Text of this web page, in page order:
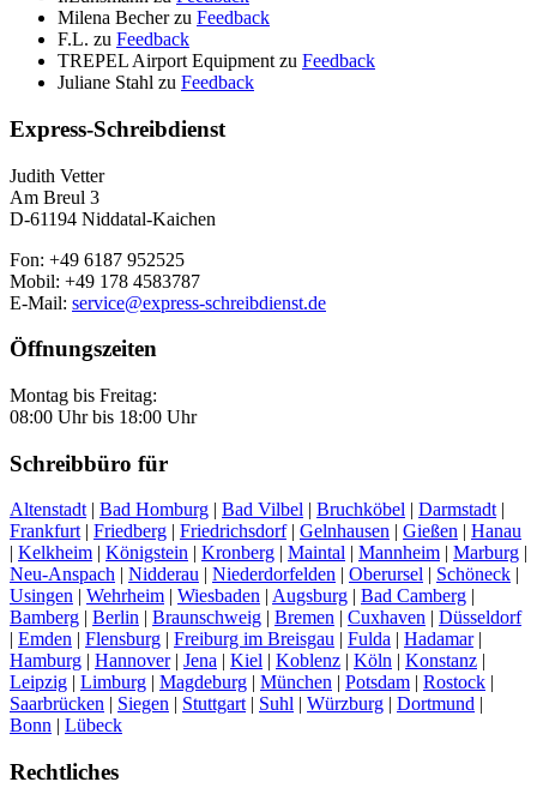
Milena Becherzu Feedback
F.L. zu Feedback
TREPEL Airport Equipment zu Feedback
Juliane Stahl zu Feedback
Express-Schreibdienst
Judith Vetter
Am Breul 3
D-61194 Niddatal-Kaichen
Fon: +49 6187 952525
Mobil: +49 178 4583787
E-Mail: service@express-schreibdienst.de
Öffnungszeiten
Montag bis Freitag:
08:00 Uhr bis 18:00 Uhr
Schreibbüro für
Altenstadt | Bad Homburg | Bad Vilbel | Bruchköbel | Darmstadt |
Frankfurt | Friedberg | Friedrichsdorf| Gelnhausen | Gießen | Hanau
| Kelkheim | Königstein | Kronberg | Maintal | Mannheim | Marburg |
Neu-Anspach | Nidderau | Niederdorfelden | Oberursel | Schöneck |
Usingen | Wehrheim | Wiesbaden | Augsburg | Bad Camberg |
Bamberg | Berlin | Braunschweig | Bremen | Cuxhaven | Düsseldorf
| Emden | Flensburg | Freiburg im Breisgau | Fulda | Hadamar|
Hamburg | Hannover| Jena | Kiel | Koblenz | Köln | Konstanz |
Leipzig | Limburg | Magdeburg | München | Potsdam | Rostock |
Saarbrücken | Siegen | Stuttgart | Suhl | Würzburg | Dortmund |
Bonn | Lübeck
Rechtliches